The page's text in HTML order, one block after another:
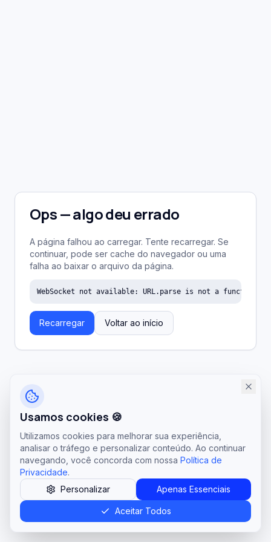
Ops — algo deu errado
A página falhou ao carregar. Tente recarregar. Se
continuar, pode ser cache do navegador ou uma
falha ao baixar o arquivo da página.
WebSocket not available: URL.parse is not a function
Recarregar Voltar ao início
Usamos cookies 🍪
Utilizamos cookies para melhorar sua experiência,
analisar o tráfego e personalizar conteúdo. Ao continuar
navegando, você concorda com nossa Política de
Privacidade.
Personalizar
Apenas Essenciais
Aceitar Todos